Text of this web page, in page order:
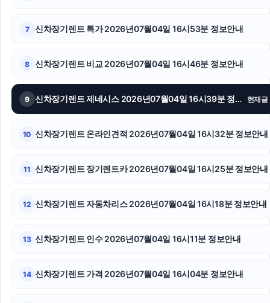
용인형사전문변호사
인스타 팔로워
7 신차장기렌트 특가 2026년07월04일 16시53분 정보안내
8 신차장기렌트 비교 2026년07월04일 16시46분 정보안내
9 신차장기렌트 제네시스 2026년07월04일 16시39분 정보안내 현재글
10 신차장기렌트 온라인견적 2026년07월04일 16시32분 정보안내
11 신차장기렌트 장기렌트카 2026년07월04일 16시25분 정보안내
12 신차장기렌트 자동차리스 2026년07월04일 16시18분 정보안내
13 신차장기렌트 인수 2026년07월04일 16시11분 정보안내
14 신차장기렌트 가격 2026년07월04일 16시04분 정보안내